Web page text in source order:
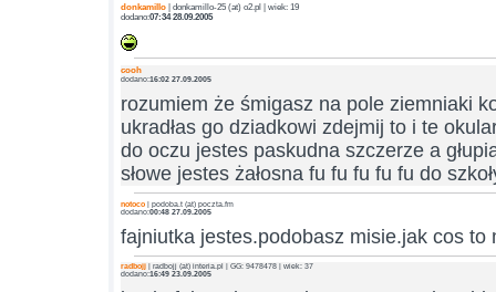
donkamillo | donkamillo-25 (at) o2.pl | wiek: 19
dodano:07:34 28.09.2005
cooh
dodano:16:02 27.09.2005
rozumiem że śmigasz na pole ziemniaki
ukradłas go dziadkowi zdejmij to i te
do oczu jestes paskudna szczerze a
słowe jestes żałosna fu fu fu fu fu do
notoco | podoba.t (at) poczta.fm
dodano:00:48 27.09.2005
fajniutka jestes.podobasz misie.jak cos to
radbojj | radbojj (at) interia.pl | GG: 9478478 | wiek: 37
dodano:16:49 23.09.2005